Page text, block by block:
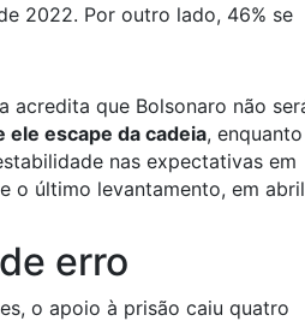
2022. Por outro lado, 46% se
acredita que Bolsonaro não
escape da cadeia, enquanto
nas expectativas em
o último levantamento, em
erro
o apoio à prisão caiu quatro